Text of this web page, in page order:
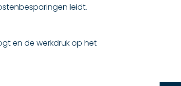
leidt.
en de werkdruk op het